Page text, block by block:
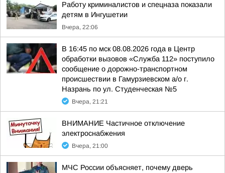
Работу криминалистов и спецназа показали
детям в Ингушетии
Вчера, 22:06
В 16:45 по мск 08.08.2026 года в Центр
обработки вызовов «Служба 112» поступило
сообщение о дорожно-транспортном
происшествии в Гамурзиевском а/о г.
Назрань по ул. Студенческая №5
Вчера, 21:21
ВНИМАНИЕ Частичное отключение
электроснабжения
Вчера, 21:00
МЧС России объясняет, почему дверь